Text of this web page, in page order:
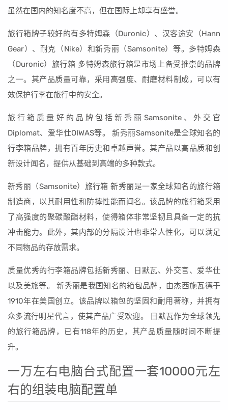
虽然在国内的知名度不高，但在国际上却享有盛誉。
旅行箱牌子较好的有多特姆森（Duronic）、汉客途安（Hann
Gear）、耐克（Nike）和新秀丽（Samsonite）等。多特姆森
（Duronic）旅行箱 多特姆森旅行箱是市场上备受推崇的品牌
之一。其产品质量可靠，采用高强度、耐磨材料制成，可以有
效保护行李在旅行中的安全。
旅行箱质量好的品牌包括新秀丽Samsonite、外交官
Diplomat、爱华仕OIWAS等。 新秀丽Samsonite是全球知名的
行李箱品牌，拥有百年历史和卓越声誉。其产品以高品质和创
新设计闻名，提供从基础到高端的多种款式。
新秀丽（Samsonite）旅行箱 新秀丽是一家全球知名的旅行箱
制造商，以其耐用性和防摔性能而闻名。该品牌的旅行箱采用
了高强度的聚碳酸酯材料，使得箱体非常坚韧且具备一定的抗
冲击能力。此外，其内部的分隔设计也非常人性化，可以满足
不同物品的存放需求。
质量优秀的行李箱品牌包括新秀丽、日默瓦、外交官、爱华仕
以及美旅等。 新秀丽是我国知名的箱包品牌，由杰西施瓦德于
1910年在美国创立。该品牌以箱包的坚固和耐用著称，并拥有
众多流行明星代言，使其产品广受欢迎。 日默瓦作为全球领先
的旅行箱品牌，已有118年的历史，其产品质量随时间不断提
升。
一万左右电脑台式配置一套10000元左
右的组装电脑配置单